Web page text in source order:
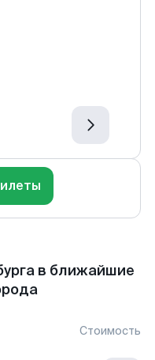
в ближайшие
Стоимость